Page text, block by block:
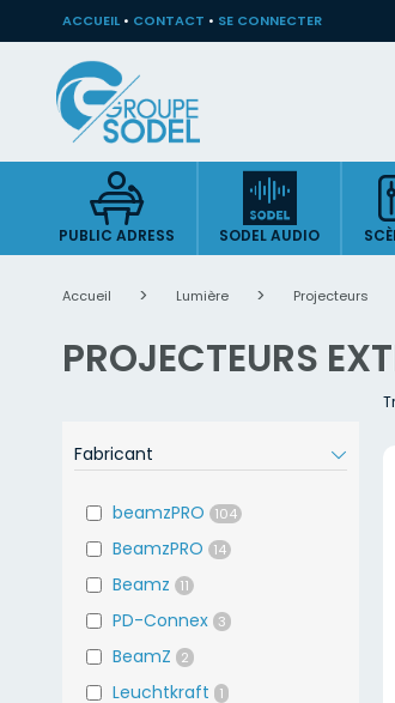
ACCUEIL • CONTACT • SE CONNECTER
PUBLIC ADRESS SODEL AUDIO
Accueil Lumière Projecteurs
PROJECTEURS
Fabricant
beamzPRO 104
BeamzPRO 14
Beamz 11
PD-Connex 3
BeamZ 2
Leuchtkraft 1